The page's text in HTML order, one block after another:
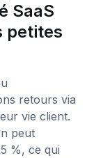
SaaS
petites
retours via
vie client.
peut
%, ce qui